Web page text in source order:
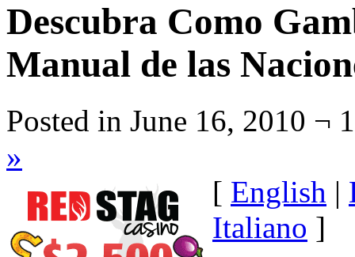
Descubra Como
Manual de las
Posted in June 16, 2010 ¬
»
[ English |
Italiano ]